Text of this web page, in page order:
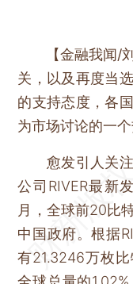
【金融我闻/
关，以及再度当
的支持态度，各
为市场讨论的一个
愈发引人关注
公司RIVER最新
月，全球前20比
中国政府。根据
有21.3246万枚